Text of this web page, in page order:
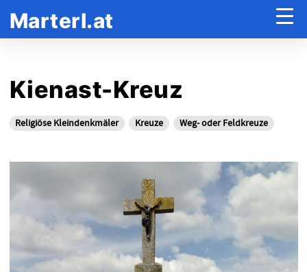
Marterl.at
Kienast-Kreuz
Religiöse Kleindenkmäler Kreuze Weg- oder Feldkreuze